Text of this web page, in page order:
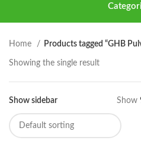
Home Products tagged “GHB
Showing the single result
Show sidebar Show